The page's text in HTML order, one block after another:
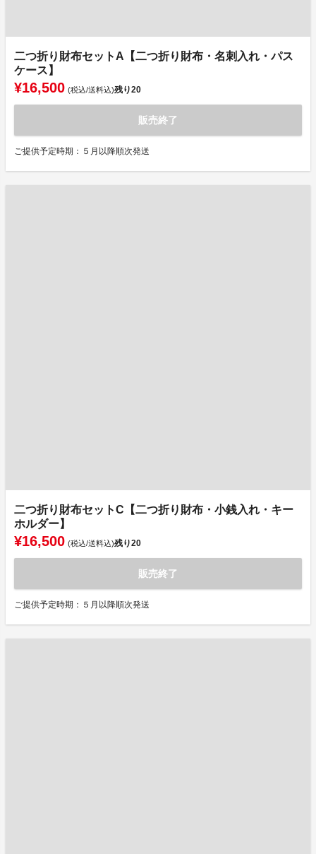
二つ折り財布セットA【二つ折り財布・名刺入れ・パス
ケース】
¥16,500 (税込/送料込)残り20
販売終了
ご提供予定時期：５月以降順次発送
二つ折り財布セットC【二つ折り財布・小銭入れ・キー
ホルダー】
¥16,500 (税込/送料込)残り20
販売終了
ご提供予定時期：５月以降順次発送